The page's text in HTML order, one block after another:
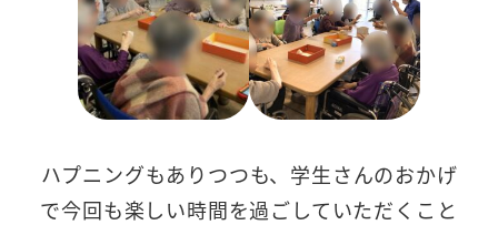
ハプニングもありつつも、学生さんのおかげ
で今回も楽しい時間を過ごしていただくこと